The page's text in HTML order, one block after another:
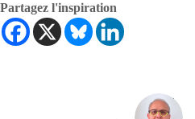
Partagez l'inspiration